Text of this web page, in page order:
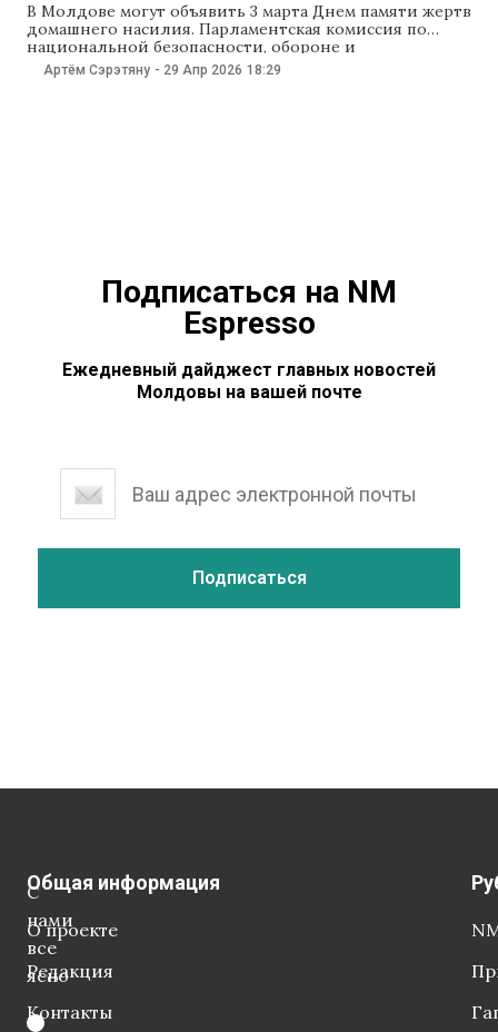
В Молдове могут объявить 3 марта Днем памяти жертв
домашнего насилия. Парламентская комиссия по
национальной безопасности, обороне и
общественному порядку 29 апреля единогласно
поддержала инициативу «Нашей партии». Проект
Артём Сэрэтяну - 29 Апр 2026 18:29
Подписаться на NM
Espresso
Ежедневный дайджест главных новостей
Молдовы на вашей почте
С
нами
все
ясно
Общая информация
О проекте
Редакция
Контакты